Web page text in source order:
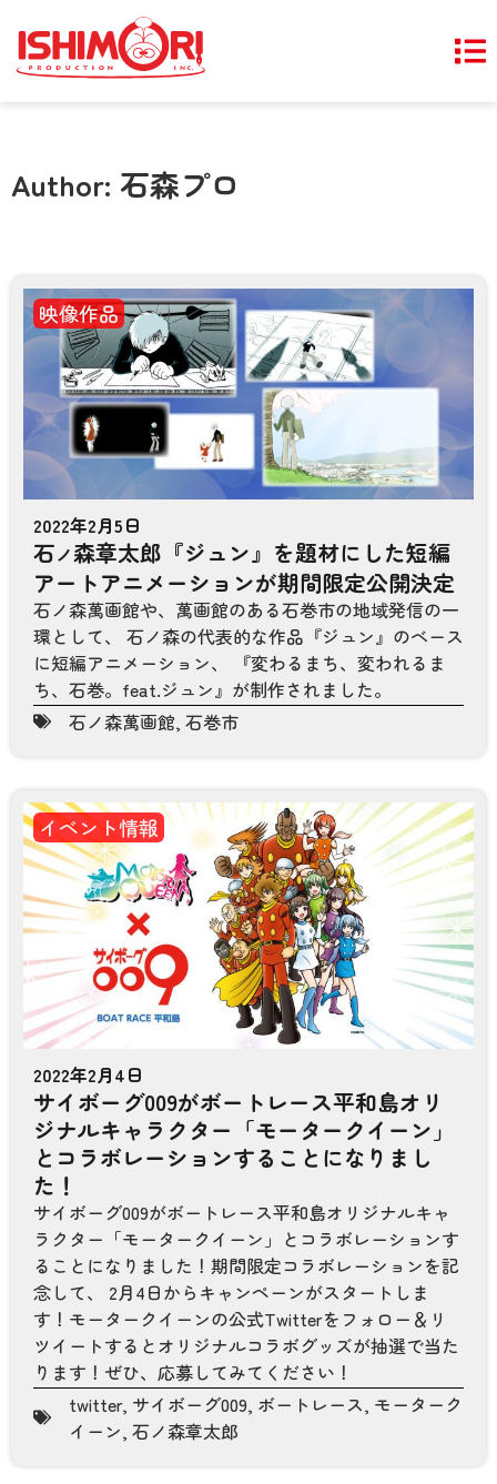
Author: 石森プロ
映像作品
2022年2月5日
石ノ森章太郎『ジュン』を題材にした短編
アートアニメーションが期間限定公開決定
石ノ森萬画館や、萬画館のある石巻市の地域発信の一
環として、 石ノ森の代表的な作品『ジュン』のベース
に短編アニメーション、 『変わるまち、変われるま
ち、石巻。feat.ジュン』が制作されました。
石ノ森萬画館, 石巻市
イベント情報
2022年2月4日
サイボーグ009がボートレース平和島オリ
ジナルキャラクター「モータークイーン」
とコラボレーションすることになりまし
た！
サイボーグ009がボートレース平和島オリジナルキャ
ラクター「モータークイーン」とコラボレーションす
ることになりました！期間限定コラボレーションを記
念して、 2月4日からキャンペーンがスタートしま
す！モータークイーンの公式Twitterをフォロー＆リ
ツイートするとオリジナルコラボグッズが抽選で当た
ります！ぜひ、応募してみてください！
twitter, サイボーグ009, ボートレース, モーターク
イーン, 石ノ森章太郎